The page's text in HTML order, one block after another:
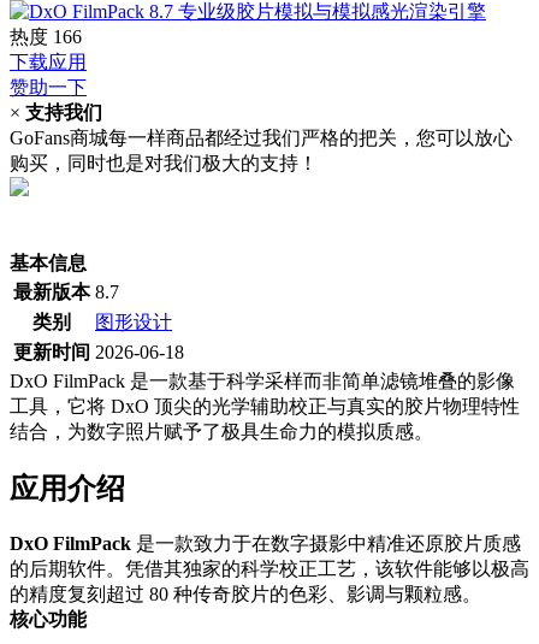
热度 166
下载应用
赞助一下
× 支持我们
GoFans商城每一样商品都经过我们严格的把关，您可以放心
购买，同时也是对我们极大的支持！
基本信息
最新版本 8.7
类别
图形设计
更新时间 2026-06-18
DxO FilmPack 是一款基于科学采样而非简单滤镜堆叠的影像
工具，它将 DxO 顶尖的光学辅助校正与真实的胶片物理特性
结合，为数字照片赋予了极具生命力的模拟质感。
应用介绍
DxO FilmPack 是一款致力于在数字摄影中精准还原胶片质感
的后期软件。凭借其独家的科学校正工艺，该软件能够以极高
的精度复刻超过 80 种传奇胶片的色彩、影调与颗粒感。
核心功能